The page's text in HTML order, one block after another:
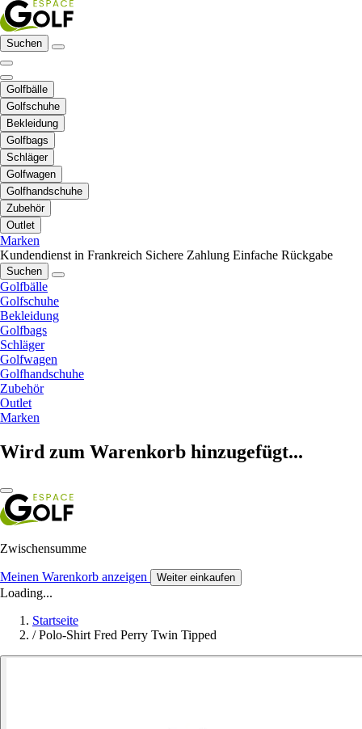
Suchen
Golfbälle
Golfschuhe
Bekleidung
Golfbags
Schläger
Golfwagen
Golfhandschuhe
Zubehör
Outlet
Marken
Kundendienst in Frankreich Sichere Zahlung Einfache Rückgabe
Suchen
Golfbälle
Golfschuhe
Bekleidung
Golfbags
Schläger
Golfwagen
Golfhandschuhe
Zubehör
Outlet
Marken
Wird zum Warenkorb hinzugefügt...
Zwischensumme
Meinen Warenkorb anzeigen Weiter einkaufen
Loading...
Startseite
/ Polo-Shirt Fred Perry Twin Tipped